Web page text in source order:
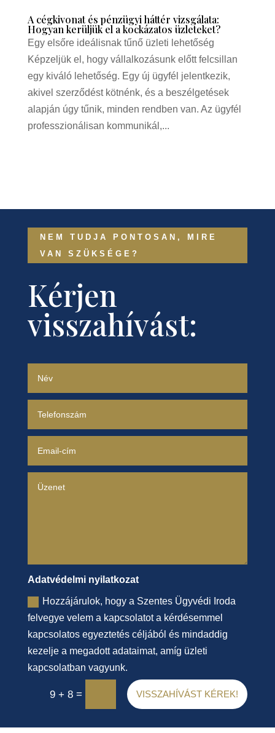
A cégkivonat és pénzügyi háttér vizsgálata:
Hogyan kerüljük el a kockázatos üzleteket?
Egy elsőre ideálisnak tűnő üzleti lehetőség
Képzeljük el, hogy vállalkozásunk előtt felcsillan
egy kiváló lehetőség. Egy új ügyfél jelentkezik,
akivel szerződést kötnénk, és a beszélgetések
alapján úgy tűnik, minden rendben van. Az ügyfél
professzionálisan kommunikál,...
NEM TUDJA PONTOSAN, MIRE
VAN SZÜKSÉGE?
Kérjen
visszahívást:
Adatvédelmi nyilatkozat
Hozzájárulok, hogy a Szentes Ügyvédi Iroda
felvegye velem a kapcsolatot a kérdésemmel
kapcsolatos egyeztetés céljából és mindaddig
kezelje a megadott adataimat, amíg üzleti
kapcsolatban vagyunk.
9 + 8 = VISSZAHÍVÁST KÉREK!